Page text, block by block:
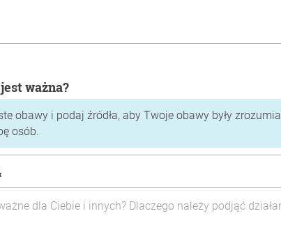
ważna?
obawy i podaj źródła, aby Twoje obawy były
osób.